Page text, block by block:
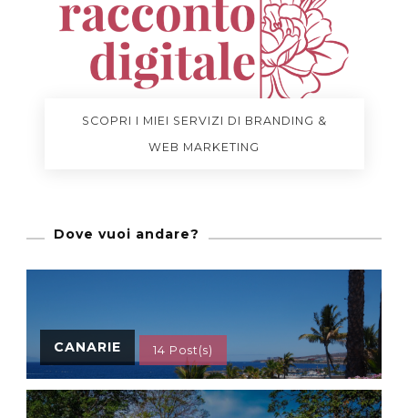
SCOPRI I MIEI SERVIZI DI BRANDING &
WEB MARKETING
Dove vuoi andare?
CANARIE 14 Post(s)